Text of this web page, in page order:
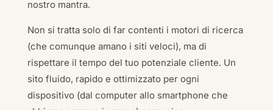
nostro mantra.
Non si tratta solo di far contenti i motori di ricerca
(che comunque amano i siti veloci), ma di
rispettare il tempo del tuo potenziale cliente. Un
sito fluido, rapido e ottimizzato per ogni
dispositivo (dal computer allo smartphone che